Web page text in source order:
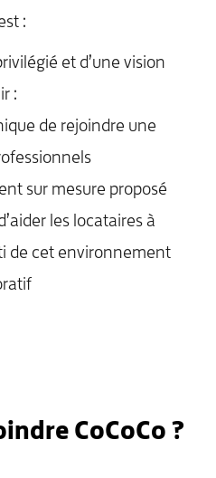
:
et d’une vision
:
de rejoindre une
sur mesure proposé
les locataires à
de cet environnement
CoCoCo ?